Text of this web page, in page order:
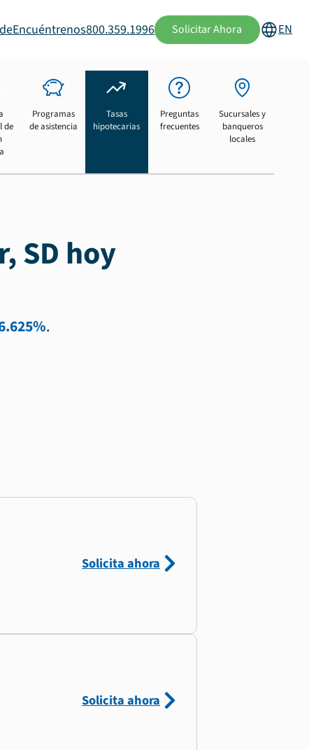
Encuéntrenos800.359.1996 Solicitar Ahora EN
de
Programas
de asistencia
Tasas
hipotecarias
Preguntas
frecuentes
Sucursales y
banqueros
locales
SD hoy
.
Solicita ahora
Solicita ahora